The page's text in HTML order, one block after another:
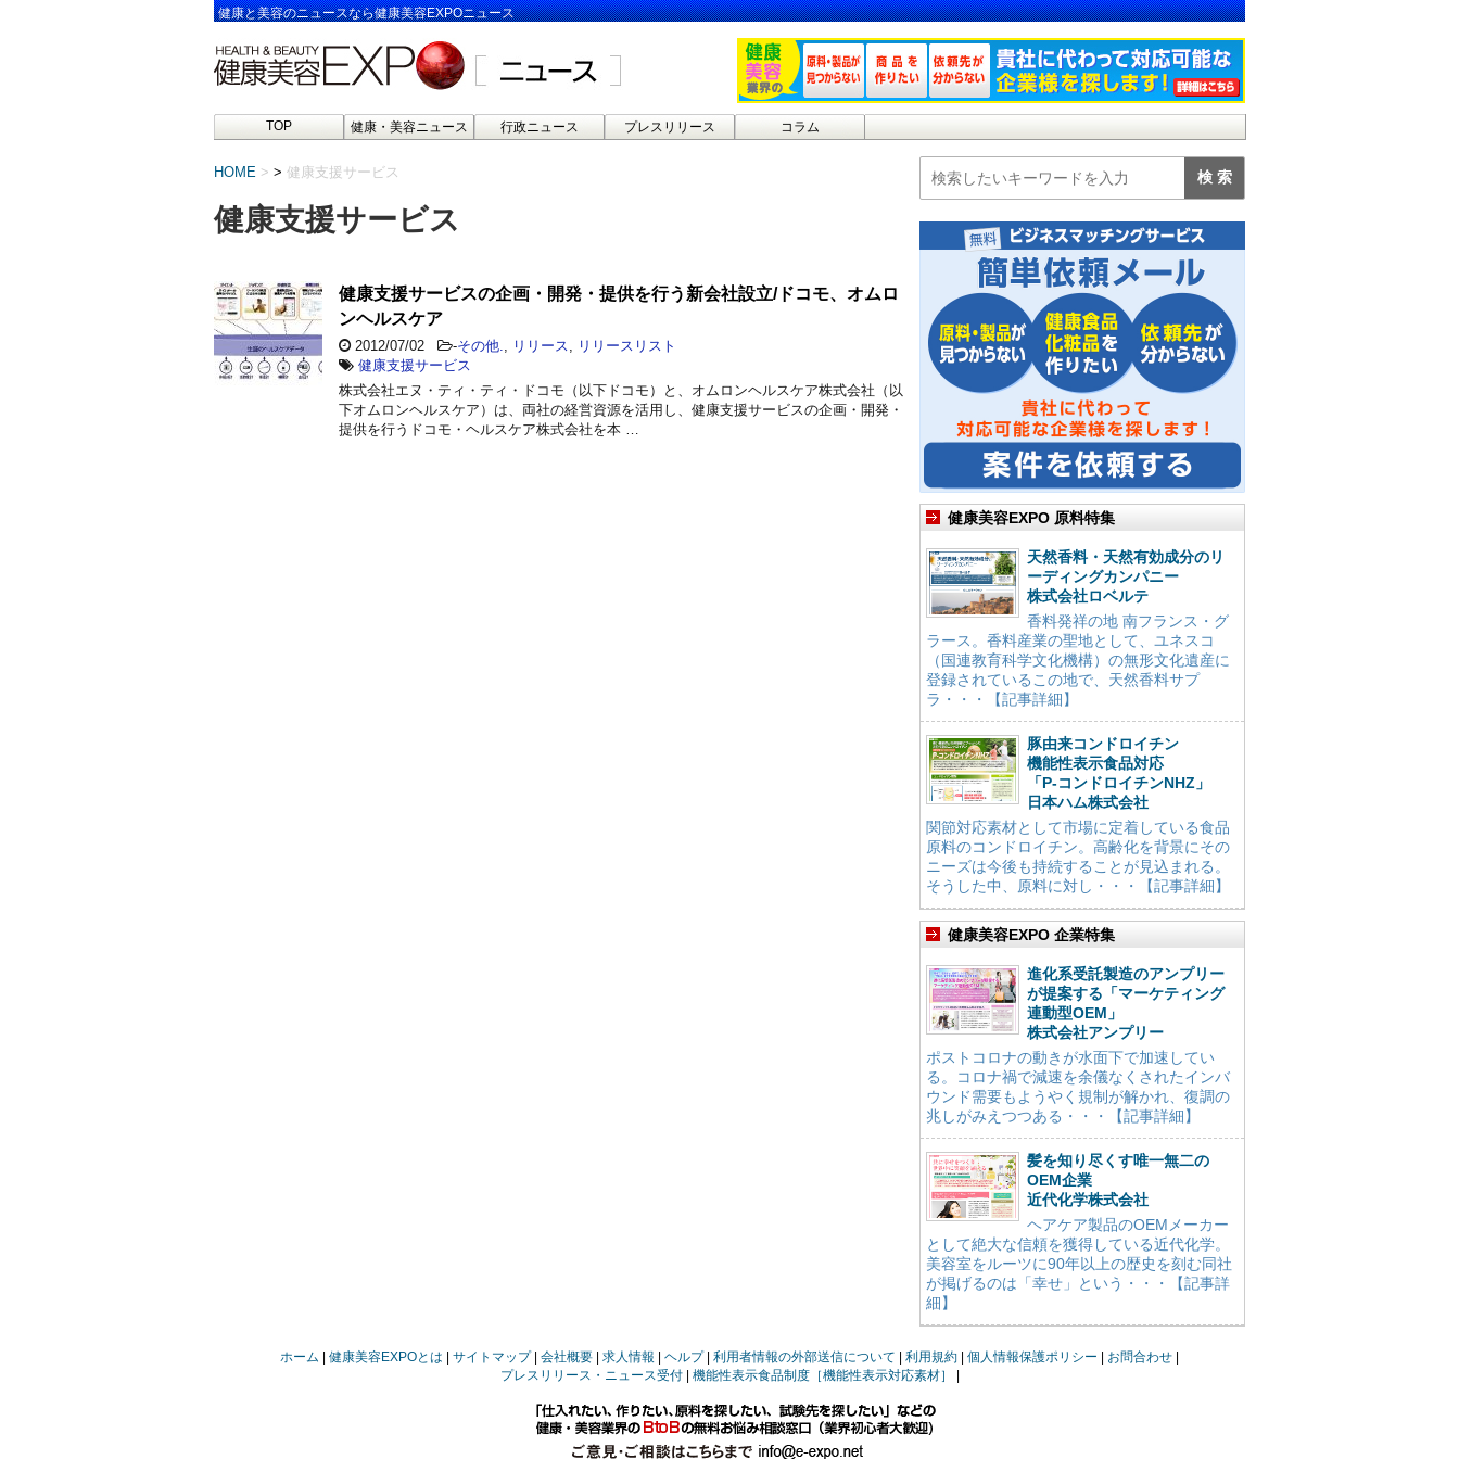
健康と美容のニュースなら健康美容EXPOニュース
TOP 健康・美容ニュース 行政ニュース プレスリリース コラム
HOME > 健康支援サービス
健康支援サービス
健康支援サービスの企画・開発・提供を行う新会社設立/ドコモ、オムロ
ンヘルスケア
2012/07/02 -その他. リリース
リリースリスト
健康支援サービス
株式会社エヌ・ティ・ティ・ドコモ（以下ドコモ）と、オムロンヘルスケア株式会社（以
下オムロンヘルスケア）は、両社の経営資源を活用し、健康支援サービスの企画・開発・
提供を行うドコモ・ヘルスケア株式会社を本 …
健康美容EXPO 原料特集
天然香料・天然有効成分のリ
ーディングカンパニー
株式会社ロベルテ
香料発祥の地 南フランス・グ
ラース。香料産業の聖地として、ユネスコ
（国連教育科学文化機構）の無形文化遺産に
登録されているこの地で、天然香料サプ
ラ・・・【記事詳細】
豚由来コンドロイチン
機能性表示食品対応
「P-コンドロイチンNHZ」
日本ハム株式会社
関節対応素材として市場に定着している食品
原料のコンドロイチン。高齢化を背景にその
ニーズは今後も持続することが見込まれる。
そうした中、原料に対し・・・【記事詳細】
健康美容EXPO 企業特集
進化系受託製造のアンプリー
が提案する「マーケティング
連動型OEM」
株式会社アンプリー
ポストコロナの動きが水面下で加速してい
る。コロナ禍で減速を余儀なくされたインバ
ウンド需要もようやく規制が解かれ、復調の
兆しがみえつつある・・・【記事詳細】
髪を知り尽くす唯一無二の
OEM企業
近代化学株式会社
ヘアケア製品のOEMメーカー
として絶大な信頼を獲得している近代化学。
美容室をルーツに90年以上の歴史を刻む同社
が掲げるのは「幸せ」という・・・【記事詳
細】
ホーム 健康美容EXPOとは サイトマップ 会社概要 求人情報 ヘルプ 利用者情報の外部送信について 利用規約 個人情報保護ポリシー
お問合わせ
プレスリリース・ニュース受付
機能性表示食品制度［機能性表示対応素材］